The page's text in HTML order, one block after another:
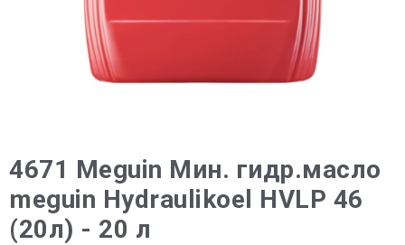
4671 Meguin Мин. гидр.масло
meguin Hydraulikoel HVLP 46
(20л) - 20 л